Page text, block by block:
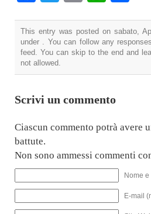
This entry was posted on sabato,
under . You can follow any
feed. You can skip to the end and
not allowed.
Scrivi un commento
Ciascun commento potrà avere
battute.
Non sono ammessi commenti
Nome
E-mail